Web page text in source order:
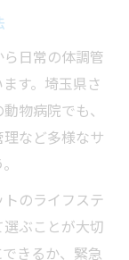
日常の体調管
す。埼玉県さ
物病院でも、
など多様なサ
のライフステ
ぶことが大切
きるか、緊急